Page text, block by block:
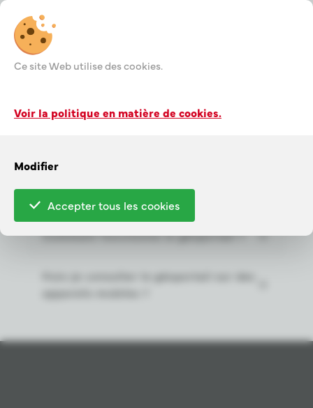
Questions
fréquentes binnen
rubriek 'Géoportail'
Comment fonctionne le géoportail ?
appareils mobiles ?
Ce site Web utilise des cookies.
Voir la politique en matière de cookies.
Modifier
Accepter tous les cookies